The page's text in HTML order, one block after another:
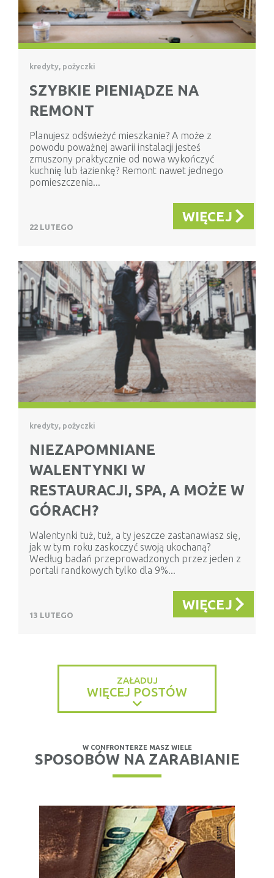
kredyty, pożyczki
SZYBKIE PIENIĄDZE NA
REMONT
Planujesz odświeżyć mieszkanie? A może z
powodu poważnej awarii instalacji jesteś
zmuszony praktycznie od nowa wykończyć
kuchnię lub łazienkę? Remont nawet jednego
pomieszczenia...
22 LUTEGO
WIĘCEJ
kredyty, pożyczki
NIEZAPOMNIANE
WALENTYNKI W
RESTAURACJI, SPA, A MOŻE W
GÓRACH?
Walentynki tuż, tuż, a ty jeszcze zastanawiasz się,
jak w tym roku zaskoczyć swoją ukochaną?
Według badań przeprowadzonych przez jeden z
portali randkowych tylko dla 9%...
13 LUTEGO
WIĘCEJ
ZAŁADUJ
WIĘCEJ POSTÓW
W CONFRONTERZE MASZ WIELE
SPOSOBÓW NA ZARABIANIE